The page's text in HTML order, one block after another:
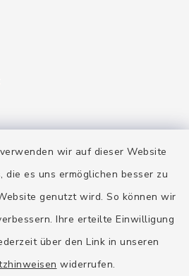
wir auf dieser Website
die es uns ermöglichen besser zu
genutzt wird. So können wir
Ihre erteilte Einwilligung
über den Link in unseren
widerrufen.